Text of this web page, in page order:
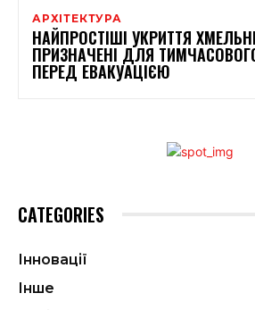
АРХІТЕКТУРА
НАЙПРОСТІШІ УКРИТТЯ
ПРИЗНАЧЕНІ ДЛЯ
ПЕРЕД ЕВАКУАЦІЄЮ
CATEGORIES
Інновації
Інше